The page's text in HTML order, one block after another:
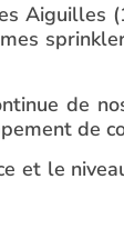
Aiguilles
de
de
et le